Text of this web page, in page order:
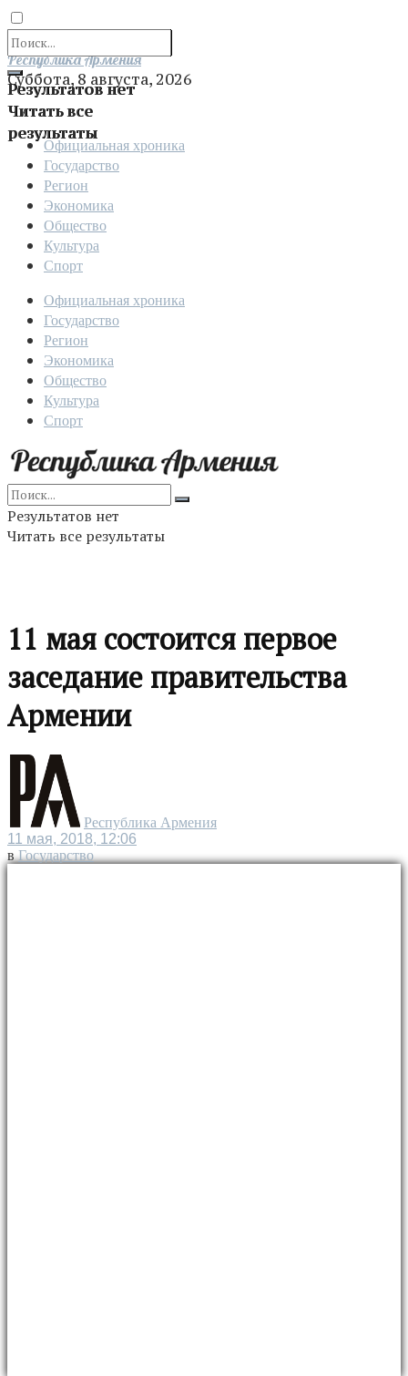
Результатов нет
Читать все
результаты
Отправить
Республика Армения
Суббота, 8 августа, 2026
Официальная хроника
Государство
Регион
Экономика
Общество
Культура
Спорт
Официальная хроника
Государство
Регион
Экономика
Общество
Культура
Спорт
Результатов нет
Читать все результаты
11 мая состоится первое
заседание правительства
Армении
Республика Армения
11 мая, 2018, 12:06
в Государство